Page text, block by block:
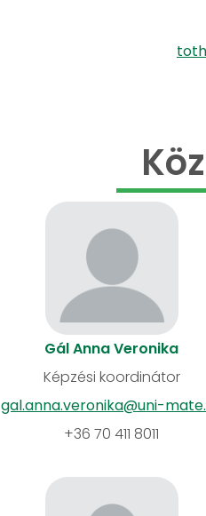
Gál Anna Veronika
Képzési koordinátor
gal.anna.veronika@uni-
+36 70 411 8011